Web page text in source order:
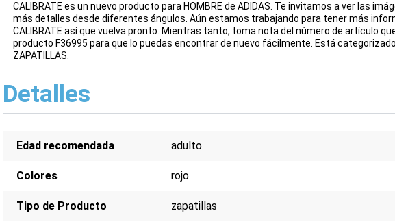
CALIBRATE es un nuevo producto para HOMBRE de ADIDAS. Te invitamos a ver las
más detalles desde diferentes ángulos. Aún estamos trabajando para tener más
CALIBRATE así que vuelva pronto. Mientras tanto, toma nota del número de artículo
producto F36995 para que lo puedas encontrar de nuevo fácilmente. Está
ZAPATILLAS.
Detalles
Edad recomendada adulto
Colores rojo
Tipo de Producto zapatillas